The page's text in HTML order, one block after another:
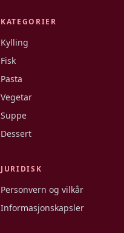
KATEGORIER
Kylling
Fisk
Pasta
Vegetar
Suppe
Dessert
JURIDISK
Personvern og vilkår
Informasjonskapsler